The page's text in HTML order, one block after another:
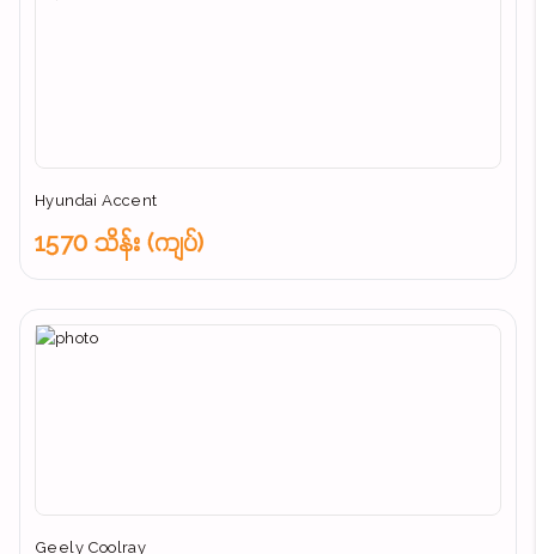
Hyundai Accent
1570 သိန်း (ကျပ်)
Geely Coolray